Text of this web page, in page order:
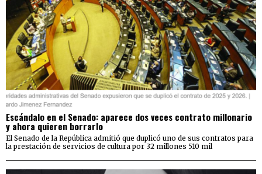
Escándalo en el Senado: aparece dos veces contrato millonario
y ahora quieren borrarlo
El Senado de la República admitió que duplicó uno de sus contratos para
la prestación de servicios de cultura por 32 millones 510 mil